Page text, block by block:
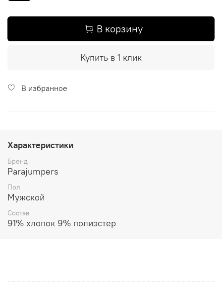
В корзину
Купить в 1 клик
В избранное
Характеристики
Бренд
Parajumpers
Пол
Мужской
Состав
91% хлопок 9% полиэстер